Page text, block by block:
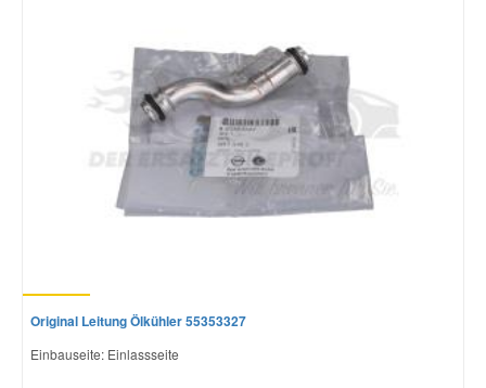
Original Leitung Ölkühler 55353327
Einbauseite: Einlassseite